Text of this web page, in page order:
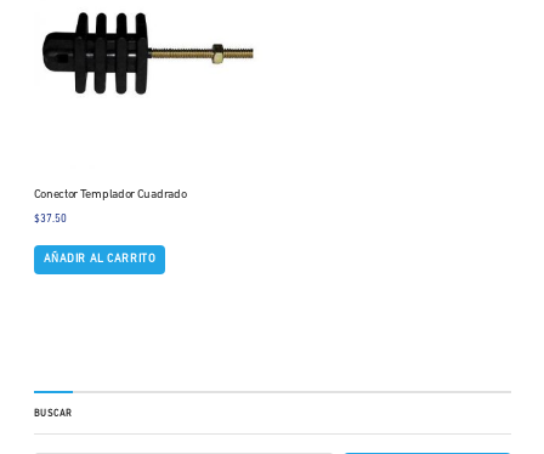
Conector Templador Cuadrado
$37.50
AÑADIR AL CARRITO
BUSCAR